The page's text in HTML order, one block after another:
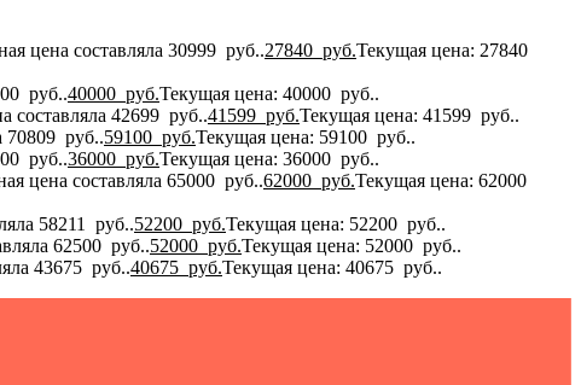
цена составляла 30999 руб..27840 руб.Текущая цена: 27840
руб..40000 руб.Текущая цена: 40000 руб..
составляла 42699 руб..41599 руб.Текущая цена: 41599 руб..
70809 руб..59100 руб.Текущая цена: 59100 руб..
руб..36000 руб.Текущая цена: 36000 руб..
цена составляла 65000 руб..62000 руб.Текущая цена: 62000
58211 руб..52200 руб.Текущая цена: 52200 руб..
62500 руб..52000 руб.Текущая цена: 52000 руб..
43675 руб..40675 руб.Текущая цена: 40675 руб..